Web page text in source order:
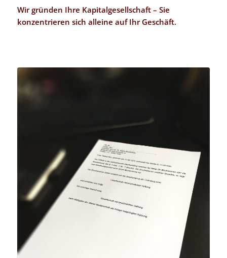
Wir gründen Ihre Kapitalgesellschaft – Sie
konzentrieren sich alleine auf Ihr Geschäft.